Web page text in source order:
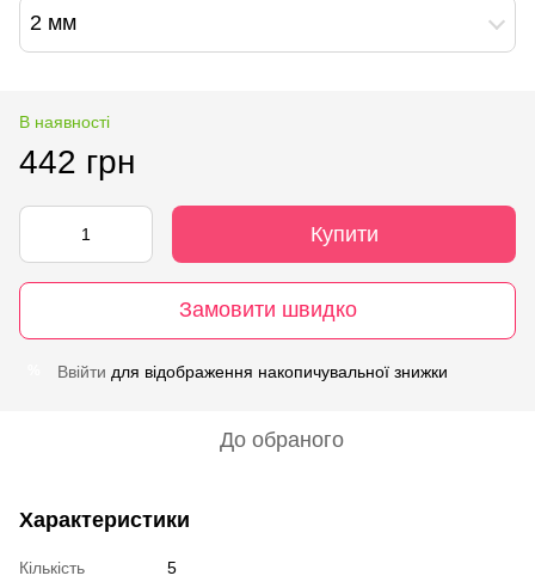
2 мм
В наявності
442 грн
Купити
Замовити швидко
Ввійти для відображення накопичувальної знижки
До обраного
Характеристики
Кількість
5